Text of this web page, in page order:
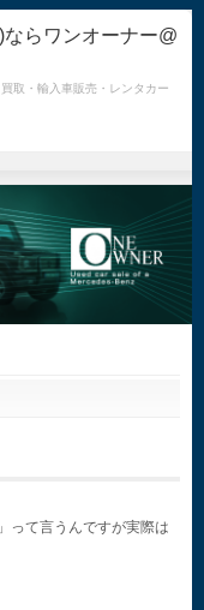
らワンオーナー@
取・輸入車販売・レンタカー
って言うんですが実際は